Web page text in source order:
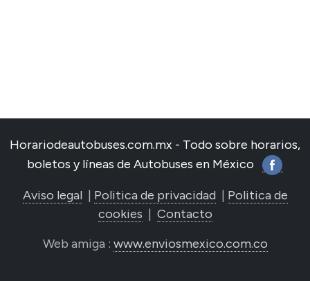
Horariodeautobuses.com.mx - Todo sobre horarios,
boletos y líneas de Autobuses en México
Aviso legal| Politica de privacidad | Politica de
cookies | Contacto
Web amiga : www.enviosmexico.com.co